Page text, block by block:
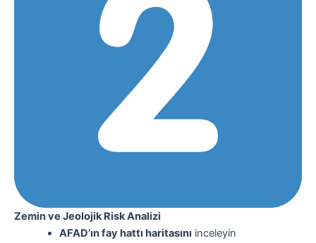
Zemin ve Jeolojik Risk Analizi
AFAD’ın fay hattı haritasını inceleyin